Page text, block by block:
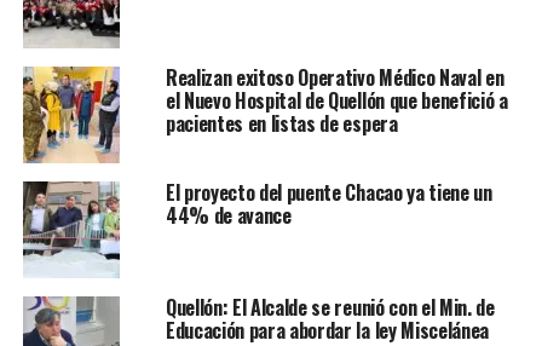
Realizan exitoso Operativo Médico Naval en
el Nuevo Hospital de Quellón que benefició a
pacientes en listas de espera
El proyecto del puente Chacao ya tiene un
44% de avance
Quellón: El Alcalde se reunió con el Min. de
Educación para abordar la ley Miscelánea